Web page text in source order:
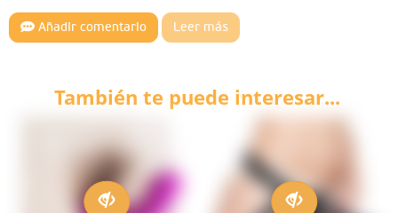
Añadir comentario Leer más
También te puede interesar...